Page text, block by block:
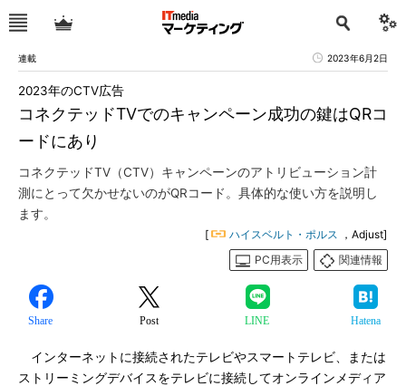
連載 2023年6月2日
コネクテッドTVでのキャンペーン成功の鍵はQRコ
ードにあり
2023年のCTV広告
コネクテッドTV（CTV）キャンペーンのアトリビューション計
測にとって欠かせないのがQRコード。具体的な使い方を説明し
ます。
[ ハイスベルト・ポルス ，Adjust]
PC用表示
関連情報
Share Post LINE Hatena
インターネットに接続されたテレビやスマートテレビ、または
ストリーミングデバイスをテレビに接続してオンラインメディア